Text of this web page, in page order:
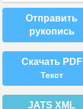
Отправить
рукопись
Скачать PDF
Текст
JATS XML